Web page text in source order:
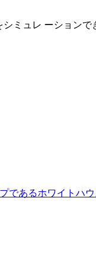
ミュレ ーションで
であるホワイトハ